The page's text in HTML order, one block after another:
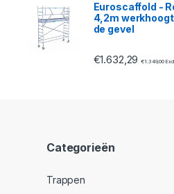
Euroscaffold -
4,2m
de gevel
€1.632,29 €1.349,00
Categorieën
Trappen